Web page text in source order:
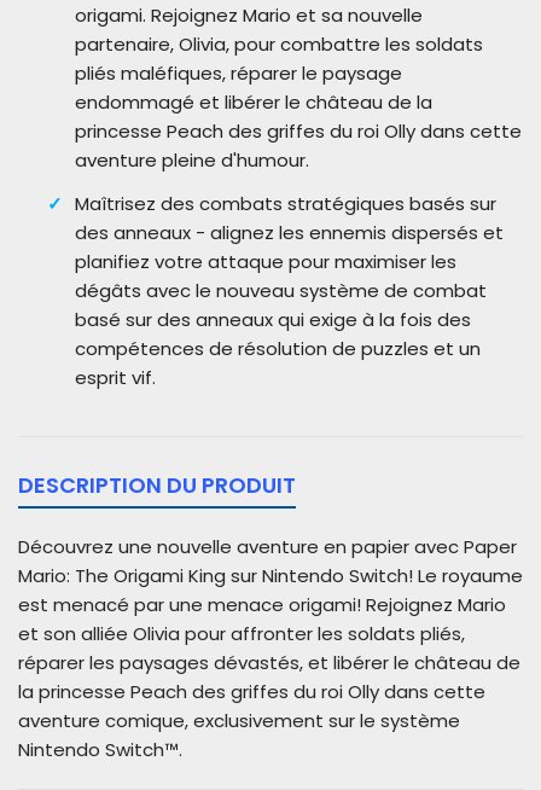
origami. Rejoignez Mario et sa nouvelle
partenaire, Olivia, pour combattre les soldats
pliés maléfiques, réparer le paysage
endommagé et libérer le château de la
princesse Peach des griffes du roi Olly dans cette
aventure pleine d'humour.
Maîtrisez des combats stratégiques basés sur
des anneaux - alignez les ennemis dispersés et
planifiez votre attaque pour maximiser les
dégâts avec le nouveau système de combat
basé sur des anneaux qui exige à la fois des
compétences de résolution de puzzles et un
esprit vif.
DESCRIPTION DU PRODUIT
Découvrez une nouvelle aventure en papier avec Paper
Mario: The Origami King sur Nintendo Switch! Le royaume
est menacé par une menace origami! Rejoignez Mario
et son alliée Olivia pour affronter les soldats pliés,
réparer les paysages dévastés, et libérer le château de
la princesse Peach des griffes du roi Olly dans cette
aventure comique, exclusivement sur le système
Nintendo Switch™.